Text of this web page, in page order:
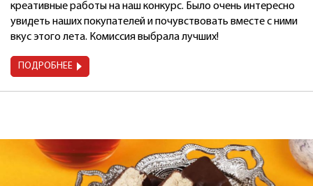
креативные работы на наш конкурс. Было очень интересно
увидеть наших покупателей и почувствовать вместе с ними
вкус этого лета. Комиссия выбрала лучших!
ПОДРОБНЕЕ